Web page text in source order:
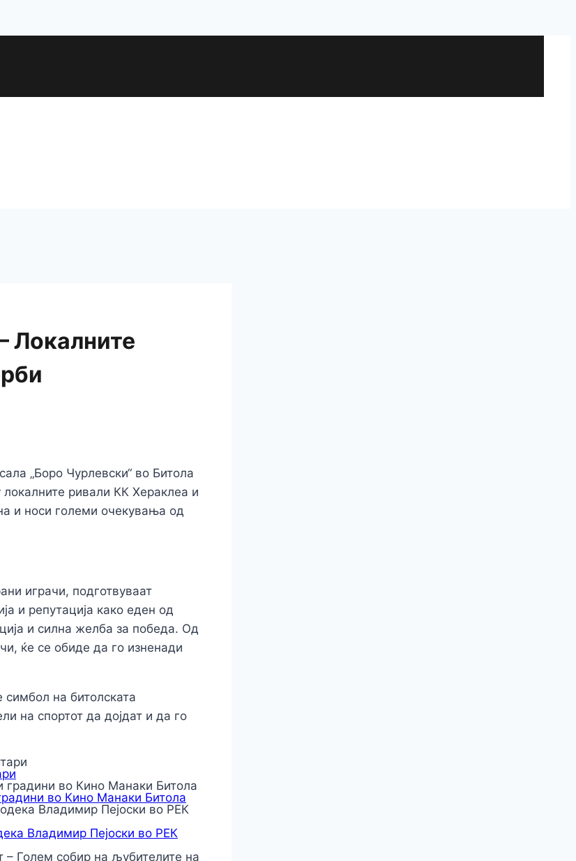
Локалните
„Боро Чурлевски“ во Битола
ривали КК Хераклеа и
и носи големи очекувања од
играчи, подготвуваат
и репутација како еден од
и силна желба за победа. Од
ќе се обиде да го изненади
симбол на битолската
на спортот да дојдат и да го
во Кино Манаки Битола
Владимир Пејоски во РЕК